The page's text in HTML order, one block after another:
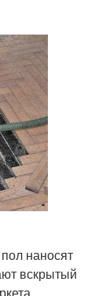
наносят
вскрытый